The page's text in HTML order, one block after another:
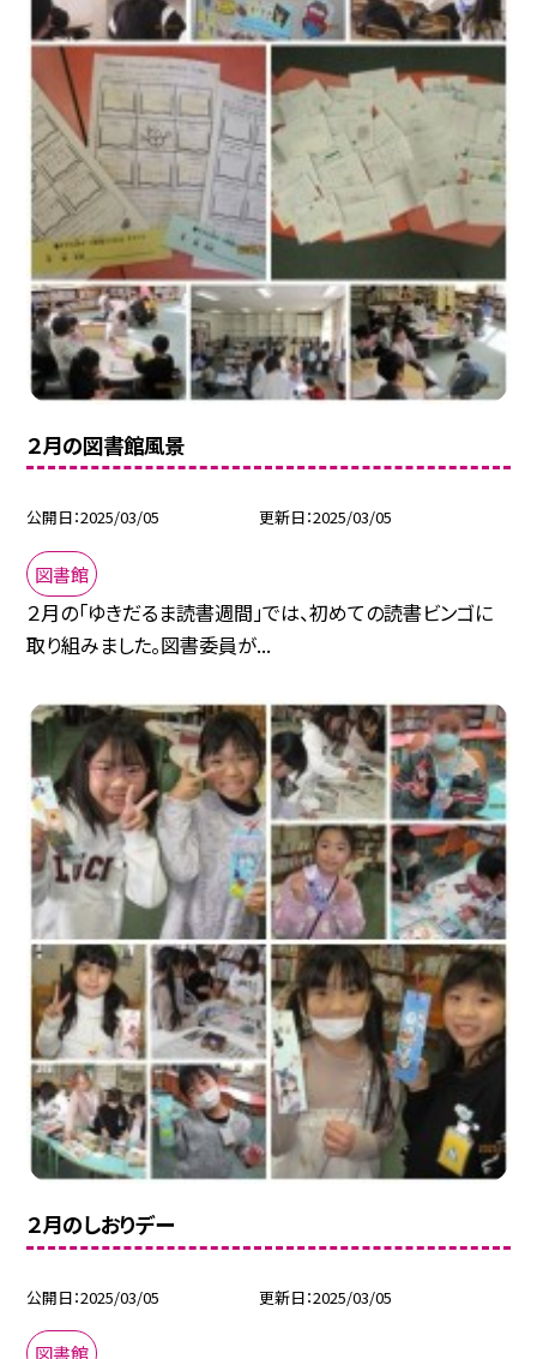
２月の図書館風景
公開日 2025/03/05 更新日 2025/03/05
図書館
２月の「ゆきだるま読書週間」では、初めての読書ビンゴに
取り組みました。図書委員が...
２月のしおりデー
公開日 2025/03/05 更新日 2025/03/05
図書館